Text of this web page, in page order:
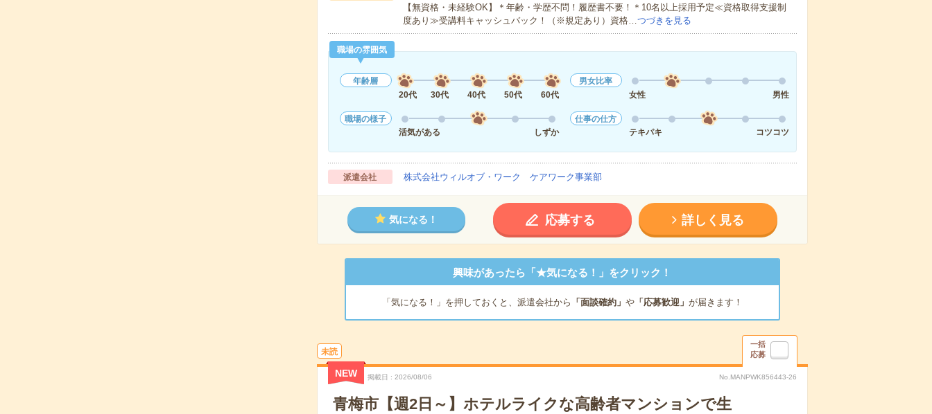
【無資格・未経験OK】＊年齢・学歴不問！履歴書不要！＊10名以上採用予定≪資格取得支援制
度あり≫受講料キャッシュバック！（※規定あり）資格…つづきを見る
職場の雰囲気
年齢層
20代
30代 40代 50代 60代
男女比率
女性
男性
職場の様子
活気がある
しずか
仕事の仕方
テキパキ
コツコツ
派遣会社 株式会社ウィルオブ・ワーク ケアワーク事業部
気になる！ 応募する 詳しく見る
興味があったら「★気になる！」をクリック！
「気になる！」を押しておくと、派遣会社から 「面談確約」 や「応募歓迎」 が届きます！
未読
一括
応募
NEW 掲載日 2026/08/06 No.MANPWK856443-26
青梅市【週2日～】ホテルライクな高齢者マンションで生